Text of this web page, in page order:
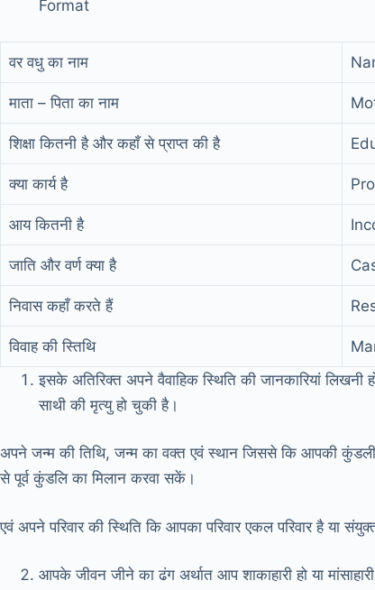
Format
वर वधु का नाम
माता – पिता का नाम
शिक्षा कितनी है और कहाँ से प्राप्त की है
क्या कार्य है
आय कितनी है
जाति और वर्ण क्या है
निवास कहाँ करते हैं
विवाह की स्तिथि
इसके अतिरिक्त अपने वैवाहिक स्थिति की जानकारियां
साथी की मृत्यु हो चुकी है।
अपने जन्म की तिथि, जन्म का वक्त एवं स्थान जिससे कि आपकी
से पूर्व कुंडलि का मिलान करवा सकें।
एवं अपने परिवार की स्थिति कि आपका परिवार एकल परिवार है या
आपके जीवन जीने का ढंग अर्थात आप शाकाहारी हो या